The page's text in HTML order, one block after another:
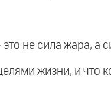
не сила жара, а
жизни, и что